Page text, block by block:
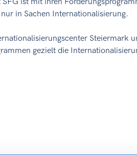
in Sachen Internationalisierung.
Steiermark
gezielt die